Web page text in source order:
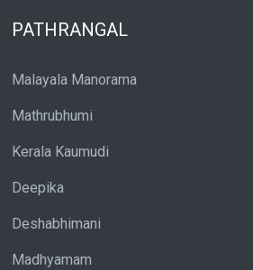
PATHRANGAL
Malayala Manorama
Mathrubhumi
Kerala Kaumudi
Deepika
Deshabhimani
Madhyamam